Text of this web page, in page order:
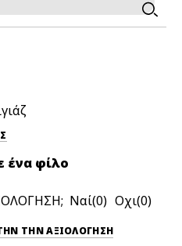
ένα φίλο
0 0
ΑΡΝΗΤΙΚΆ ΑΥΤΉΝ ΤΗΝ ΑΞΙΟΛΟΓΗΣΗ